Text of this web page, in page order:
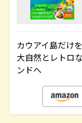
カウアイ島だけ
大自然とレトロ
ンドへ